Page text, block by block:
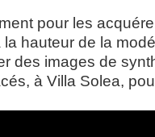
pour les
hauteur de la
des images de
à Villa Solea,